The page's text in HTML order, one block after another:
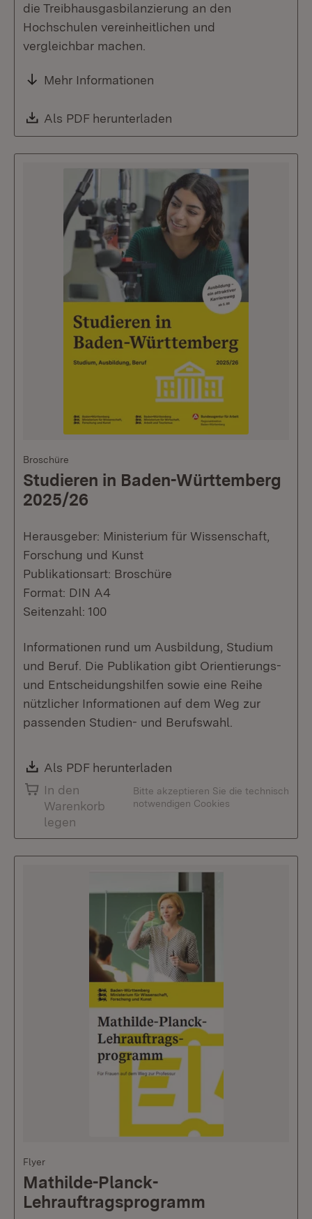
die Treibhausgasbilanzierung an den
Hochschulen vereinheitlichen und
vergleichbar machen.
Mehr Informationen
Download:
Als PDF herunterladen
Broschüre
Studieren in Baden-Württemberg
2025/26
Herausgeber: Ministerium für Wissenschaft,
Forschung und Kunst
Publikationsart: Broschüre
Format: DIN A4
Seitenzahl: 100
Informationen rund um Ausbildung, Studium
und Beruf. Die Publikation gibt Orientierungs-
und Entscheidungshilfen sowie eine Reihe
nützlicher Informationen auf dem Weg zur
passenden Studien- und Berufswahl.
Download:
Als PDF herunterladen
In den
Warenkorb
legen
Bitte akzeptieren Sie die technisch
notwendigen Cookies
Flyer
Mathilde-Planck-
Lehrauftragsprogramm